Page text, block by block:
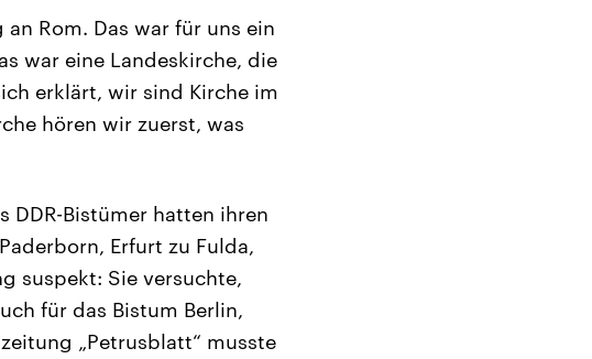
Rom. Das war für uns ein
war eine Landeskirche, die
erklärt, wir sind Kirche im
hören wir zuerst, was
DDR-Bistümer hatten ihren
Erfurt zu Fulda,
suspekt: Sie versuchte,
für das Bistum Berlin,
„Petrusblatt“ musste